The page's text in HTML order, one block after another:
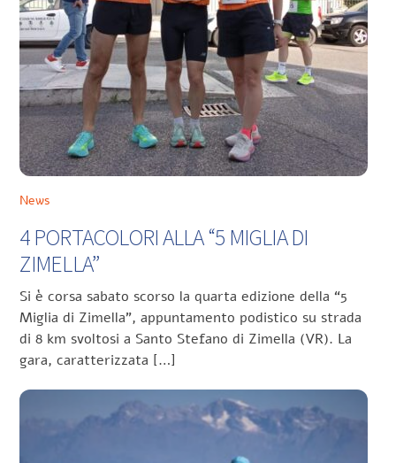
News
4 PORTACOLORI ALLA “5 MIGLIA DI
ZIMELLA”
Si è corsa sabato scorso la quarta edizione della “5
Miglia di Zimella”, appuntamento podistico su strada
di 8 km svoltosi a Santo Stefano di Zimella (VR). La
gara, caratterizzata […]